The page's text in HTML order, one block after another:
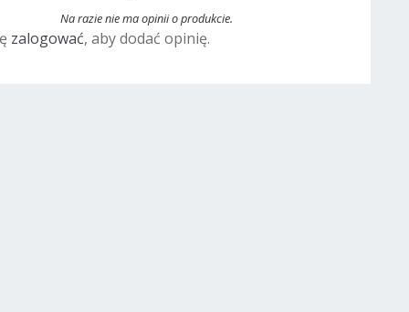
Na razie nie ma opinii o produkcie.
zalogować, aby dodać opinię.